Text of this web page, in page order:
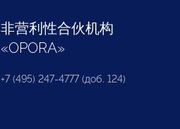
非营利性合伙机构
«OPORA»
+7 (495) 247-4777 (доб. 124)